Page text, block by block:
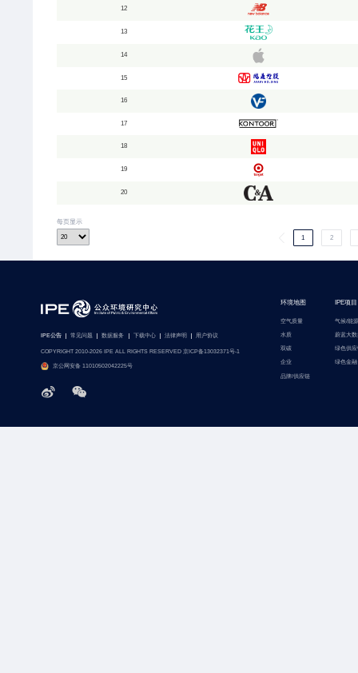
12
13
14
15
16
17
18
19
20
每页显示
1 2
IPE公告 常见问题 数据服务 下载中心 法律声明 用户协议
COPYRIGHT 2010-2026 IPE ALL RIGHTS RESERVED 京ICP备13032371号-1
京公网安备 11010502042225号
环境地图
空气质量
水质
双碳
企业
品牌/供应链
IPE项目
气候/能源
蔚蓝大数
绿色供应
绿色金融